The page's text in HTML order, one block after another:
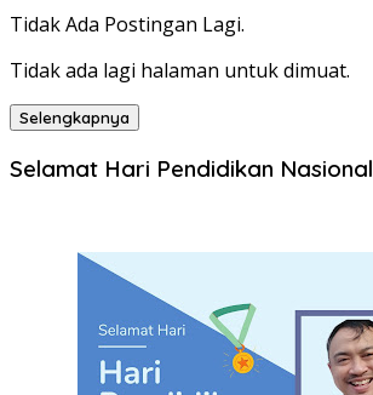
Tidak Ada Postingan Lagi.
Tidak ada lagi halaman untuk dimuat.
Selengkapnya
Selamat Hari Pendidikan Nasional